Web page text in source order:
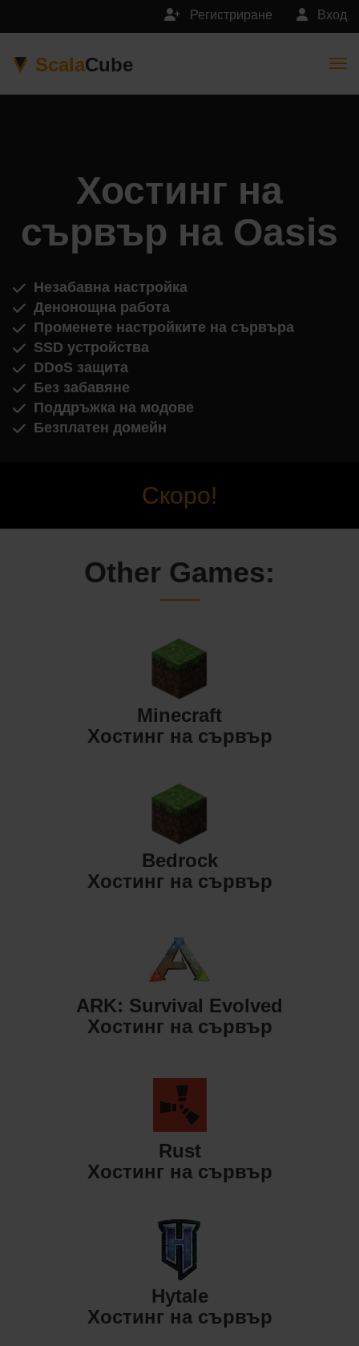
Вход
Регистриране
ScalaCube
Хостинг на
сървър на Oasis
Незабавна настройка
Денонощна работа
Променете настройките на сървъра
SSD устройства
DDoS защита
Без забавяне
Поддръжка на модове
Безплатен домейн
Скоро!
Other Games:
Minecraft
Хостинг на сървър
Bedrock
Хостинг на сървър
ARK: Survival Evolved
Хостинг на сървър
Rust
Хостинг на сървър
Hytale
Хостинг на сървър